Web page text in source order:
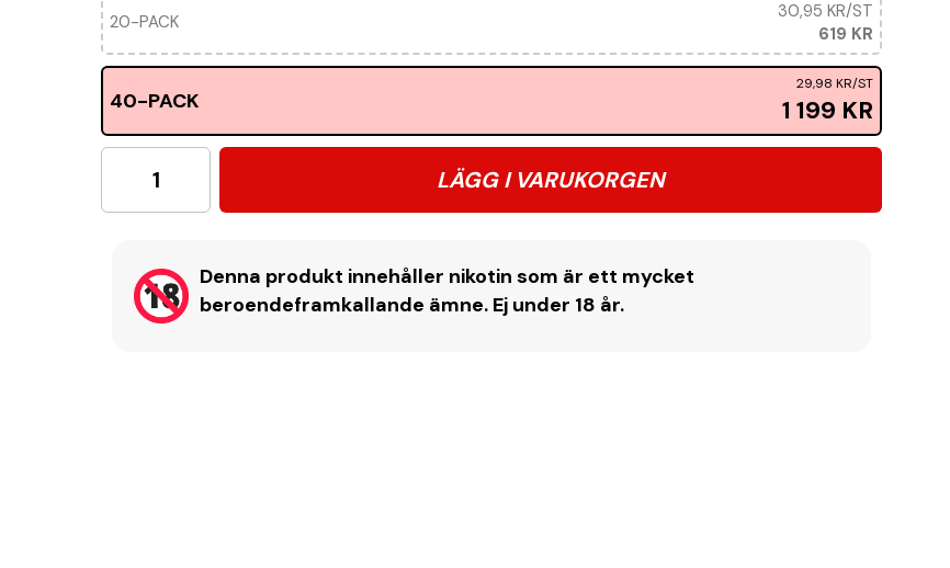
20-PACK
619 KR
30,95 KR/ST
40-PACK 1 199 KR
29,98 KR/ST
LÄGG I VARUKORGEN
Denna produkt innehåller nikotin som är ett mycket
beroendeframkallande ämne. Ej under 18 år.